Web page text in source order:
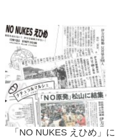
「NO NUKES えひめ」に